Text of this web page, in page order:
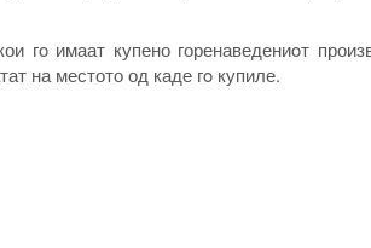
гo имаат купено горенаведениoт
на местото од каде гo купиле.